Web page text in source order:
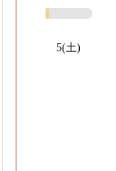
5(土)